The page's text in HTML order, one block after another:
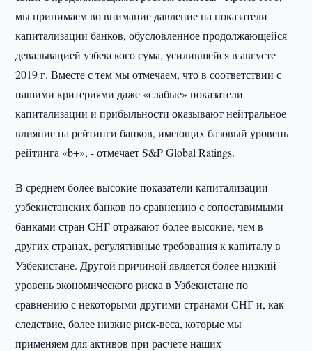
мы принимаем во внимание давление на показатели
капитализации банков, обусловленное продолжающейся
девальвацией узбекского сума, усилившейся в августе
2019 г. Вместе с тем мы отмечаем, что в соответствии с
нашими критериями даже «слабые» показатели
капитализации и прибыльности оказывают нейтральное
влияние на рейтинги банков, имеющих базовый уровень
рейтинга «b+», - отмечает S&P Global Ratings.
В среднем более высокие показатели капитализации
узбекистанских банков по сравнению с сопоставимыми
банками стран СНГ отражают более высокие, чем в
других странах, регулятивные требования к капиталу в
Узбекистане. Другой причиной является более низкий
уровень экономического риска в Узбекистане по
сравнению с некоторыми другими странами СНГ и, как
следствие, более низкие риск-веса, которые мы
применяем для активов при расчете наших